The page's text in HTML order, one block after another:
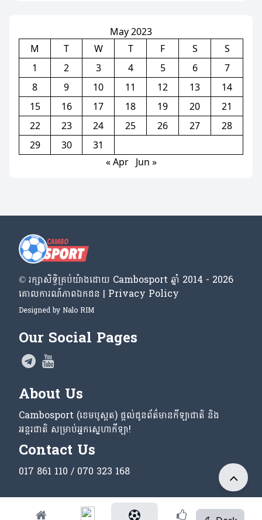
Galatasaray(មាន១វីដេអូ)
May 2023
M
T W T F S
S
1
2 3 4 5 6
7
8
9 10 11 12 13
14
15
16 17 18 19 20
21
22
23 24 25 26 27
28
29
30
31
« Apr
Jun »
© រក្សា​សិទ្ធិ​គ្រប់​យ៉ាង​ដោយ​ Cambosport ឆ្នាំ 2014 - 2026
គោលការណ៍​ភាព​ឯកជន | Privacy Policy
Designed by Nalo RIM
Our Social Pages
About Us
Cambosport (ខេមបូស្ពត) ផ្តល់ជូនព័ត៌មានកីឡាជាតិ និង
អន្តរជាតិ សម្រាប់អ្នកស្នេហាកីឡា!
Contact Us
017 861 110 / 070 323 168